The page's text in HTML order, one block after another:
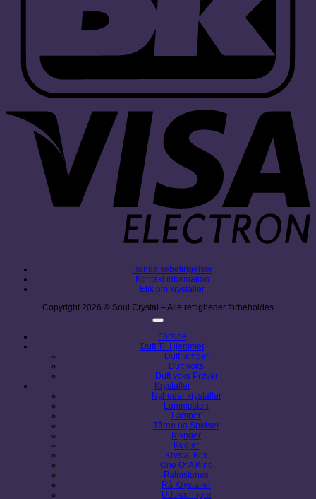
Handelsebetingelser
Kontakt information
Etik om krystaller
Copyright 2026 © Soul Crystal – Alle rettigheder forbeholdes
Forside
Duft Til Hjemmet
Duft lamper
Duft voks
Duft voks Prøver
Krystaller
Nyheder krystaller
Lommesten
Lamper
Tårne og Spidser
Klynger
Kugler
Krystal Kits
One Of A Kind
Palmstones
Rå Krystaller
Udskæringer